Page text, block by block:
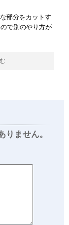
部分をカットす
で別のやり方が
りません。